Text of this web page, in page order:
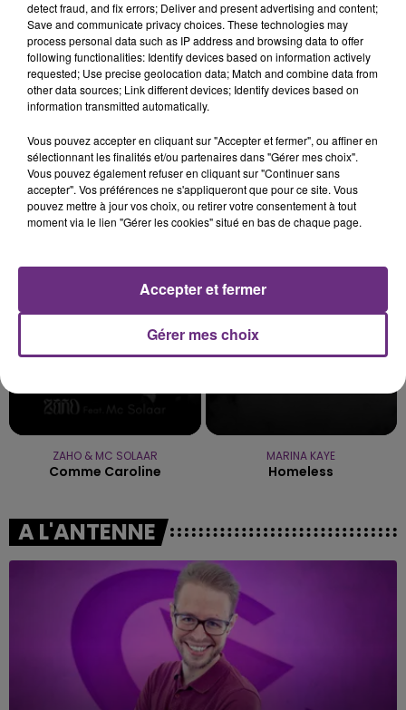
4h49
4h49
METALLICA
Nothing Else Matters.
4h45
4h45
OLIVIA RODRIGO
Stupid Song
4h42
4h42
ZAHO & MC SOLAAR
Comme Caroline
4h39
4h39
MARINA KAYE
Homeless
A L'ANTENNE
detect fraud, and fix errors; Deliver and present advertising and content;
Save and communicate privacy choices. These technologies may
process personal data such as IP address and browsing data to offer
following functionalities: Identify devices based on information actively
requested; Use precise geolocation data; Match and combine data from
other data sources; Link different devices; Identify devices based on
information transmitted automatically.
Vous pouvez accepter en cliquant sur "Accepter et fermer", ou affiner en
sélectionnant les finalités et/ou partenaires dans "Gérer mes choix".
Vous pouvez également refuser en cliquant sur "Continuer sans
accepter". Vos préférences ne s'appliqueront que pour ce site. Vous
pouvez mettre à jour vos choix, ou retirer votre consentement à tout
moment via le lien "Gérer les cookies" situé en bas de chaque page.
Gérer mes choix
Accepter et fermer